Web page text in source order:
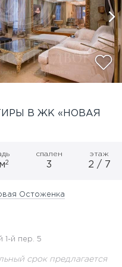
В ЖК «НОВАЯ
2
спален
3
этаж
2 / 7
Остоженка
1-й пер. 5
срок предлагается
ещё 13 фотографий